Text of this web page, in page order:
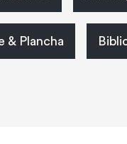
& Plancha